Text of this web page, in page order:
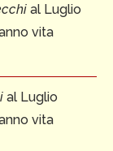
al Luglio
vita
al Luglio
vita